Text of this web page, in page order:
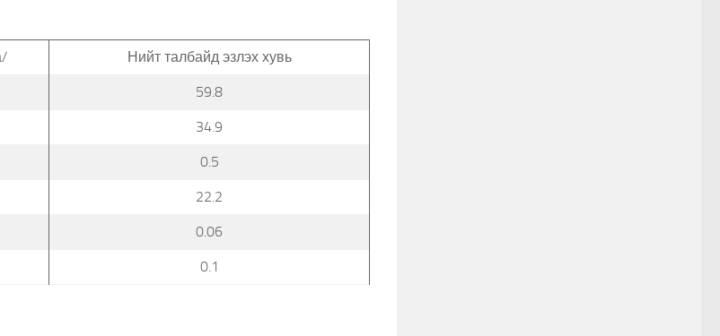
Нийт талбайд эзлэх хувь
59.8
34.9
0.5
22.2
0.06
0.1